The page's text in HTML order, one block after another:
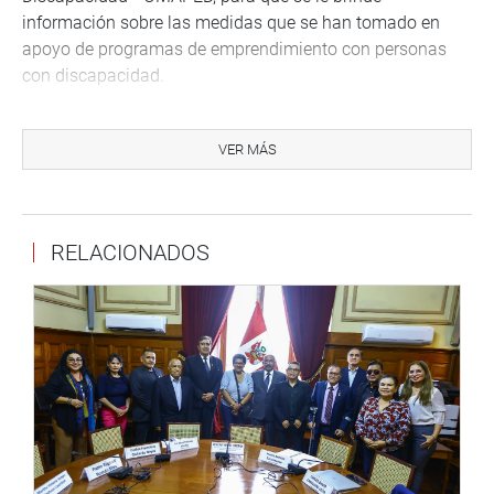
información sobre las medidas que se han tomado en
apoyo de programas de emprendimiento con personas
con discapacidad.
Por su parte, el parlamentario Edgard Reymundo Mercado
sostuvo hoy una reunión de trabajo con los
“Escuchamos a sus dirigentes, quienes explicaron la
precariedad salarial en la que viven, ya que tienen sueldos
congelados desde hace 25 años”, manifestó el
representante por Junín.
“Ahora buscan que se apruebe un proyecto de ley para
mejorar su escala remunerativa, la misma que será
sustentada en la Comisión de Presupuesto, en la sesión
descentralizada en Piura, nos comprometimos a apoyar
VER MÁS
RELACIONADOS